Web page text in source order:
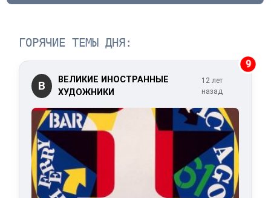
ГОРЯЧИЕ ТЕМЫ ДНЯ:
9
В
ВЕЛИКИЕ ИНОСТРАННЫЕ
ХУДОЖНИКИ
12 лет
назад